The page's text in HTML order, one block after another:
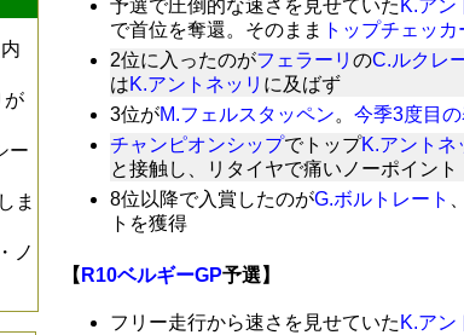
が
ー
ま
ノ
予選で圧倒的な速さを見せていた K.アン
で首位を奪還。そのまま トップチェッカ
2位に入ったのがフェラーリのC.ルクレ
はK.アントネッリ に及ばず
3位がM.フェルスタッペン。今季3度目
チャンピオンシップでトップK.アントネ
と接触し、リタイヤで痛いノーポイント
8位以降で入賞したのがG.ボルトレート
トを獲得
【 R10ベルギーGP予選】
フリー走行から速さを見せていた K.アン